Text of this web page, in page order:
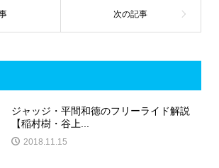
ジャッジ・平間和徳のフリーライド解説
【稲村樹・谷上...
2018.11.15